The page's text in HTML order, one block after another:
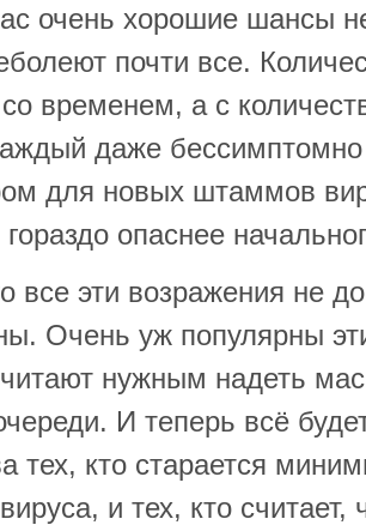
очень хорошие шансы
почти все.
со временем, а с
даже бессимптомно
для новых штаммов
гораздо опаснее
все эти возражения не
Очень уж популярны
нужным надеть
И теперь всё
тех, кто старается
и тех, кто считает,